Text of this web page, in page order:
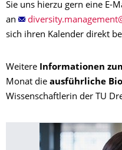
Sie uns hierzu gern eine E-
an
sich ihren Kalender direkt
Weitere Informationen
Monat die ausführliche
Wissenschaftlerin der TU